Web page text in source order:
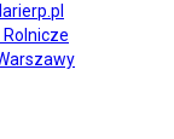
Rolnicze